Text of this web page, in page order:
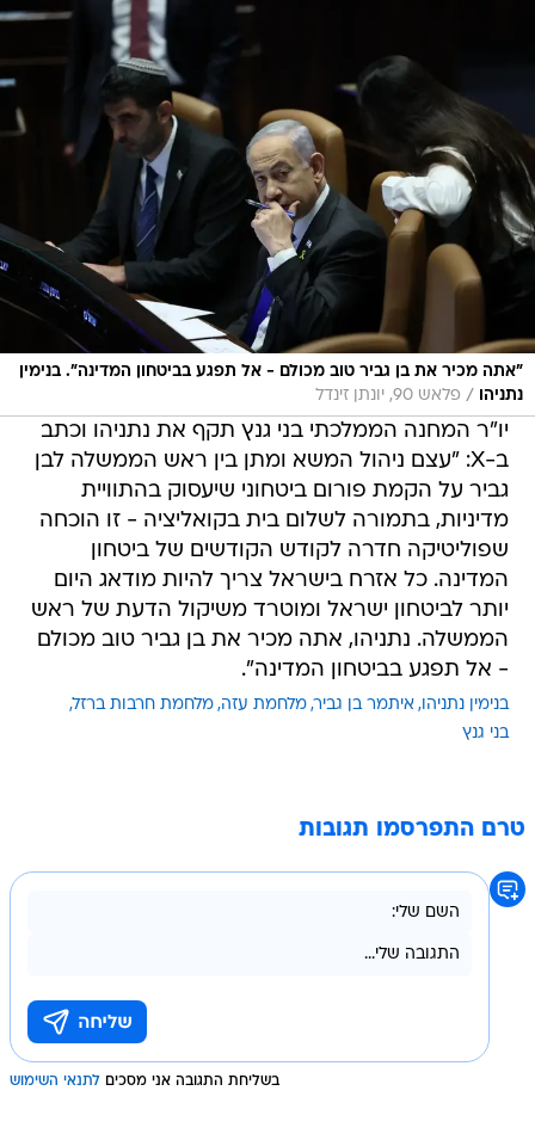
"אתה מכיר את בן גביר טוב מכולם - אל תפגע בביטחון המדינה". בנימין
נתניהו
/ פלאש 90, יונתן זינדל
יו"ר המחנה הממלכתי בני גנץ תקף את נתניהו וכתב
ב-X: "עצם ניהול המשא ומתן בין ראש הממשלה לבן
גביר על הקמת פורום ביטחוני שיעסוק בהתוויית
מדיניות, בתמורה לשלום בית בקואליציה - זו הוכחה
שפוליטיקה חדרה לקודש הקודשים של ביטחון
המדינה. כל אזרח בישראל צריך להיות מודאג היום
יותר לביטחון ישראל ומוטרד משיקול הדעת של ראש
הממשלה. נתניהו, אתה מכיר את בן גביר טוב מכולם
- אל תפגע בביטחון המדינה".
בנימין נתניהו איתמר בן גביר מלחמת עזה מלחמת חרבות ברזל
בני גנץ
טרם התפרסמו תגובות
בשליחת התגובה אני מסכים לתנאי השימוש